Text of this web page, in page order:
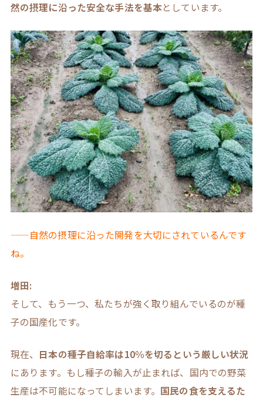
然の摂理に沿った安全な手法を基本としています。
——自然の摂理に沿った開発を大切にされているんです
ね。
増田:
そして、もう一つ、私たちが強く取り組んでいるのが種
子の国産化です。
現在、 日本の種子自給率は10%を切るという厳しい状況
にあります。もし種子の輸入が止まれば、国内での野菜
生産は不可能になってしまいます。 国民の食を支えるた